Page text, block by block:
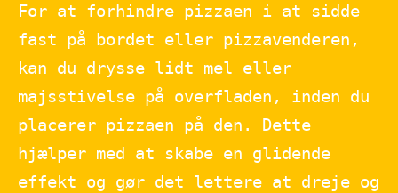
For at forhindre pizzaen i at sidde
fast på bordet eller pizzavenderen,
kan du drysse lidt mel eller
majsstivelse på overfladen, inden du
placerer pizzaen på den. Dette
hjælper med at skabe en glidende
effekt og gør det lettere at dreje og